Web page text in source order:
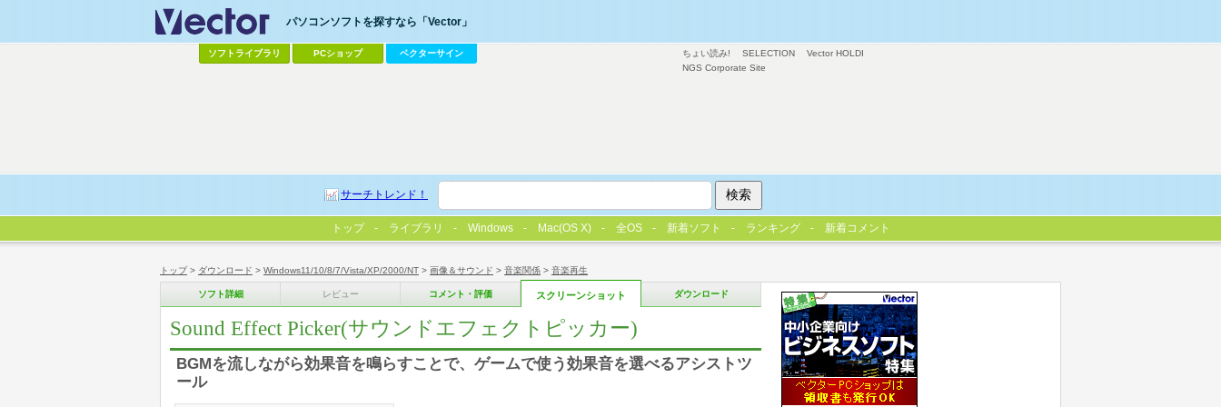
トップ> ダウンロード > Windows11/10/8/7/Vista/XP/2000/NT > 画像＆サウンド > 音楽関係 > 音楽再生
ソフト詳細 レビュー コメント・評価 スクリーンショット ダウンロード
Sound Effect Picker(サウンドエフェクトピッカー)
BGMを流しながら効果音を鳴らすことで、ゲームで使う効果音を選べるアシストツ
ール
ちょい読み! SELECTION
Vector HOLDI
NGS Corporate Site
パソコンソフトを探すなら「Vector」
ソフトライブラリ PCショップ ベクターサイン
サーチトレンド！
トップ ライブラリ Windows Mac(OS X) 全OS 新着ソフト ランキング 新着コメント